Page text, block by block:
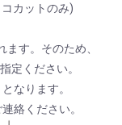
カットのみ)
す。そのため、
定ください。
なります。
絡ください。